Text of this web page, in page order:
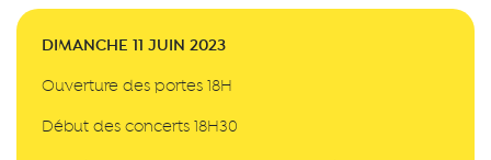
DIMANCHE 11 JUIN 2023
Ouverture des portes 18H
Début des concerts 18H30